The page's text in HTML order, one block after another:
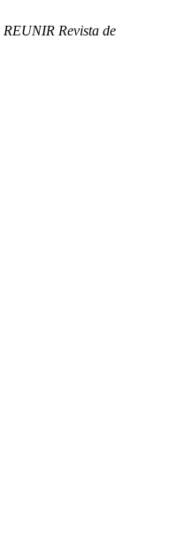
REUNIR Revista de